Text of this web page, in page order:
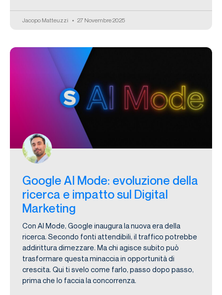
Jacopo Matteuzzi 27 Novembre 2025
Google AI Mode: evoluzione della
ricerca e impatto sul Digital
Marketing
Con AI Mode, Google inaugura la nuova era della
ricerca. Secondo fonti attendibili, il traffico potrebbe
addirittura dimezzare. Ma chi agisce subito può
trasformare questa minaccia in opportunità di
crescita. Qui ti svelo come farlo, passo dopo passo,
prima che lo faccia la concorrenza.